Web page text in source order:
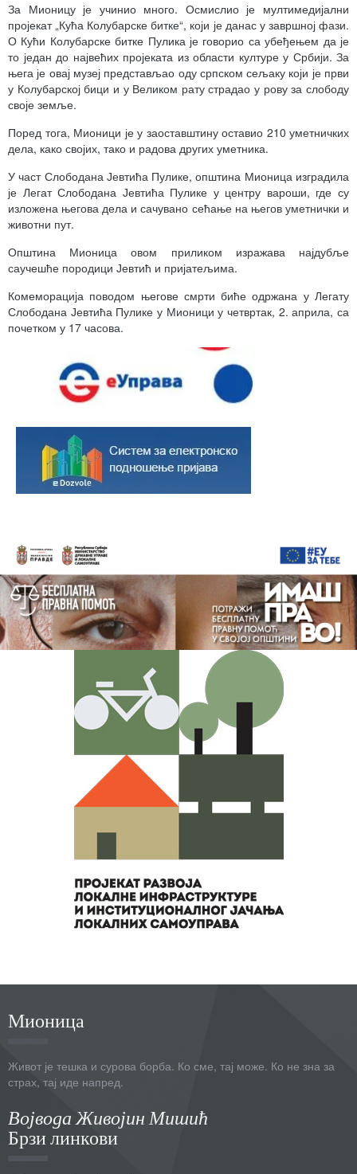
За Мионицу је учинио много. Осмислио је мултимедијални
пројекат „Кућа Колубарске битке“, који је данас у завршној фази.
О Кући Колубарске битке Пулика је говорио са убеђењем да је
то један до највећих пројеката из области културе у Србији. За
њега је овај музеј представљао оду српском сељаку који је први
у Колубарској бици и у Великом рату страдао у рову за слободу
своје земље.
Поред тога, Мионици је у заоставштину оставио 210 уметничких
дела, како својих, тако и радова других уметника.
У част Слободана Јевтића Пулике, општина Мионица изградила
је Легат Слободана Јевтића Пулике у центру вароши, где су
изложена његова дела и сачувано сећање на његов уметнички и
животни пут.
Општина Мионица овом приликом изражава најдубље
саучешће породици Јевтић и пријатељима.
Комеморација поводом његове смрти биће одржана у Легату
Слободана Јевтића Пулике у Мионици у четвртак, 2. априла, са
почетком у 17 часова.
Мионица
Живот је тешка и сурова борба. Ко сме, тај може. Ко не зна за
страх, тај иде напред.
Војвода Живојин Мишић
Брзи линкови